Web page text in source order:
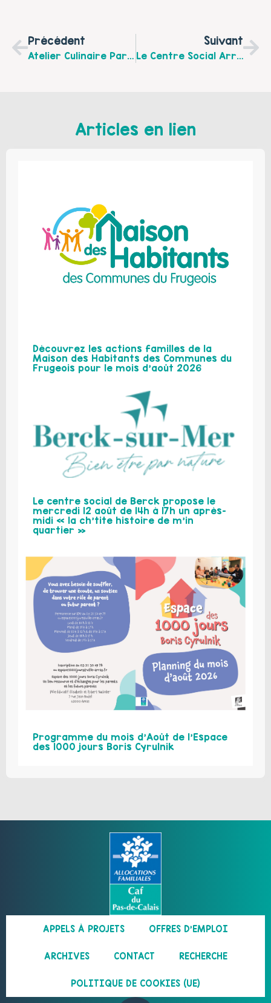
Précédent
Atelier Culinaire Parents-Enfants Mardi 18 Février 2020 De 9 H 30 À 13 H Au Centre Social Chico Mendès À Beaurains
Suivant
Le Centre Social Arras Ouest De La Ville D'Arras Organise Des Ateliers "Bébé Nageur"
Articles en lien
Découvrez les actions familles de la
Maison des Habitants des Communes du
Frugeois pour le mois d’août 2026
Le centre social de Berck propose le
mercredi 12 août de 14h à 17h un après-
midi « la ch’tite histoire de m’in
quartier »
Programme du mois d’Août de l’Espace
des 1000 jours Boris Cyrulnik
APPELS À PROJETS OFFRES D’EMPLOI
ARCHIVES CONTACT RECHERCHE
POLITIQUE DE COOKIES (UE)